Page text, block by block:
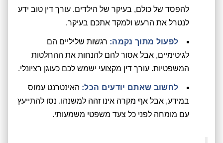
להפסד של כולם, בעיקר של הילדים. עורך דין טוב ידע
לנטרל את הרעש ולמקד אתכם בעיקר.
לפעול מתוך נקמה: רגשות שליליים הם
לגיטימיים, אבל אסור להם להנחות את ההחלטות
המשפטיות. עורך דין מקצועי ישמש לכם כעוגן רציונלי.
לחשוב שאתם יודעים הכל: האינטרנט עמוס
במידע, אבל אף מקרה אינו זהה למשנהו. נסו להתייעץ
עם מומחה לפני כל צעד משפטי משמעותי.